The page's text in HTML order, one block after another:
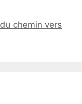
chemin vers